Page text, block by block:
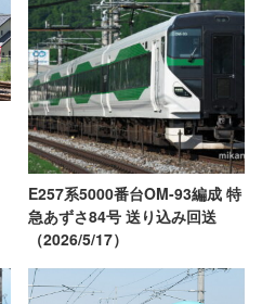
E257系5000番台OM-93編成 特
急あずさ84号 送り込み回送
（2026/5/17）